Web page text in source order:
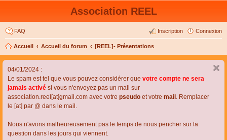
Association REEL
FAQ Connexion
Inscription
Accueil Accueil du forum [REEL]- Présentations
04/01/2024 :
Le spam est tel que vous pouvez considérer que votre compte ne sera
jamais activé si vous n'envoyez pas un mail sur
association.reel[at]gmail.com avec votre pseudo et votre mail . Remplacer
le [at] par @ dans le mail.
Nous n'avons malheureusement pas le temps de nous pencher sur la
question dans les jours qui viennent.